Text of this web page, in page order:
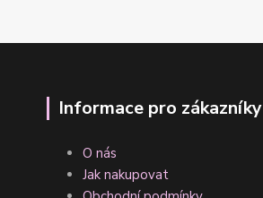
Informace pro zákazníky
O nás
Jak nakupovat